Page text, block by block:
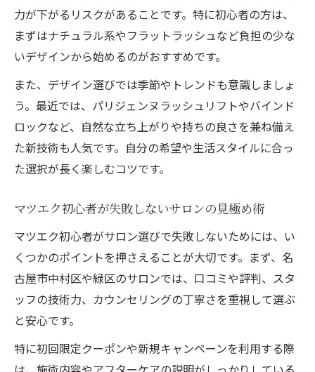
ン紹介
自然な仕上がりを叶えるマツエク技術のポ
イント
自まつげに馴染むマツエクの長さや太さの
選択法
マツエクで違和感なく美しい目元を保つ方
法
比較
解説
マツエクとパーマそれぞれのメリットと向
き不向き
まつげパーマ派必見の最新マツエク活用法
マツエク初心者が知るべきパーマとの選択
力が下がるリスクがあることです。特に初心者の方は、
まずはナチュラル系やフラットラッシュなど負担の少な
いデザインから始めるのがおすすめです。
また、デザイン選びでは季節やトレンドも意識しましょ
う。最近では、パリジェンヌラッシュリフトやバインド
ロックなど、自然な立ち上がりや持ちの良さを兼ね備え
た新技術も人気です。自分の希望や生活スタイルに合っ
た選択が長く楽しむコツです。
マツエク初心者が失敗しないサロンの見極め術
マツエク初心者がサロン選びで失敗しないためには、い
くつかのポイントを押さえることが大切です。まず、名
古屋市中村区や緑区のサロンでは、口コミや評判、スタ
ッフの技術力、カウンセリングの丁寧さを重視して選ぶ
と安心です。
特に初回限定クーポンや新規キャンペーンを利用する際